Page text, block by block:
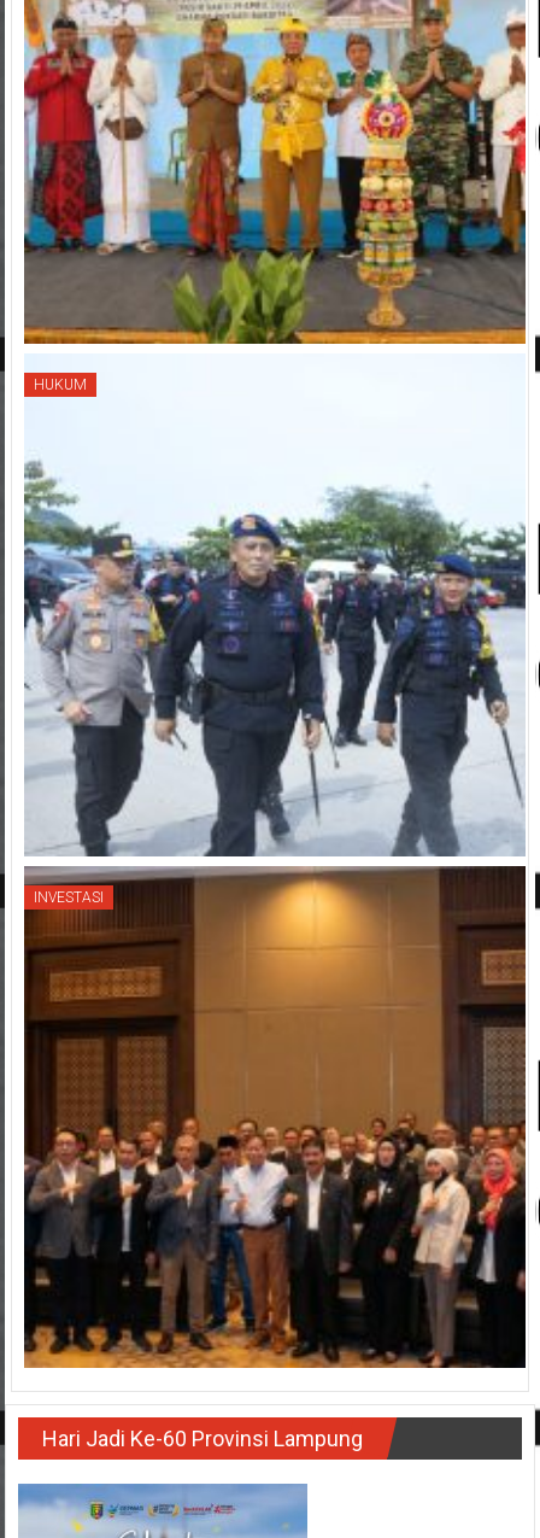
HUKUM
INVESTASI
Hari Jadi Ke-60 Provinsi Lampung